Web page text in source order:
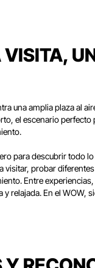
una amplia plaza al
el escenario
para descubrir todo
visitar, probar
Entre
y relajada. En el WOW,